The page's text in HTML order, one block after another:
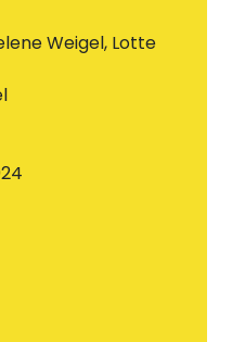
Weigel, Lotte